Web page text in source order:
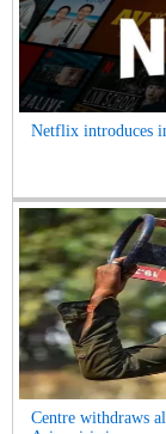
Netflix introduces
Centre withdraws